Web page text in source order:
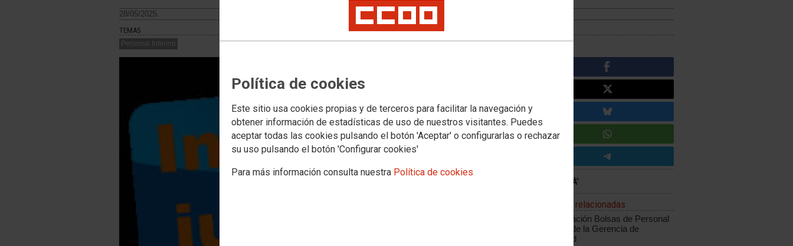
Política de cookies
Este sitio usa cookies propias y de terceros para facilitar la navegación y
obtener información de estadísticas de uso de nuestros visitantes. Puedes
aceptar todas las cookies pulsando el botón 'Aceptar' o configurarlas o rechazar
su uso pulsando el botón 'Configurar cookies'
Para más información consulta nuestra Política de cookies
28/05/2025.
TEMAS
Personal Interino
Noticias relacionadas
Actualización Bolsas de Personal
Interino de la Gerencia de
Valladolid